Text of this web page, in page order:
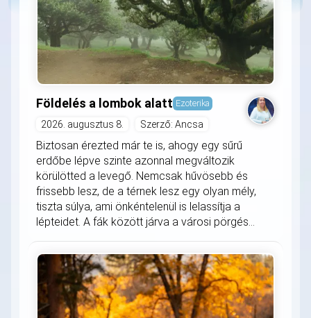
Földelés a lombok alatt Ezoterika
2026. augusztus 8. Szerző: Ancsa
Biztosan érezted már te is, ahogy egy sűrű
erdőbe lépve szinte azonnal megváltozik
körülötted a levegő. Nemcsak hűvösebb és
frissebb lesz, de a térnek lesz egy olyan mély,
tiszta súlya, ami önkéntelenül is lelassítja a
lépteidet. A fák között járva a városi pörgés...